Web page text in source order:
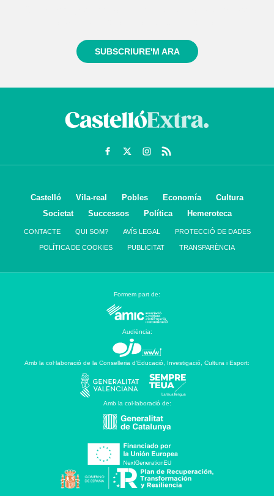
SUBSCRIURE'M ARA
Castelló Vila-real Pobles Economía
Cultura
Societat
Successos Política Hemeroteca
CONTACTE QUI SOM? AVÍS LEGAL PROTECCIÓ DE DADES
POLÍTICA DE COOKIES PUBLICITAT TRANSPARÈNCIA
Formem part de:
Audiència:
Amb la col·laboració de la Conselleria d’Educació, Investigació, Cultura i Esport:
Amb la col·laboració de: